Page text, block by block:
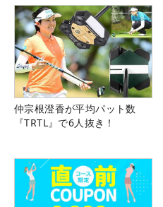
仲宗根澄香が平均パット数
『TRTL』で6人抜き！